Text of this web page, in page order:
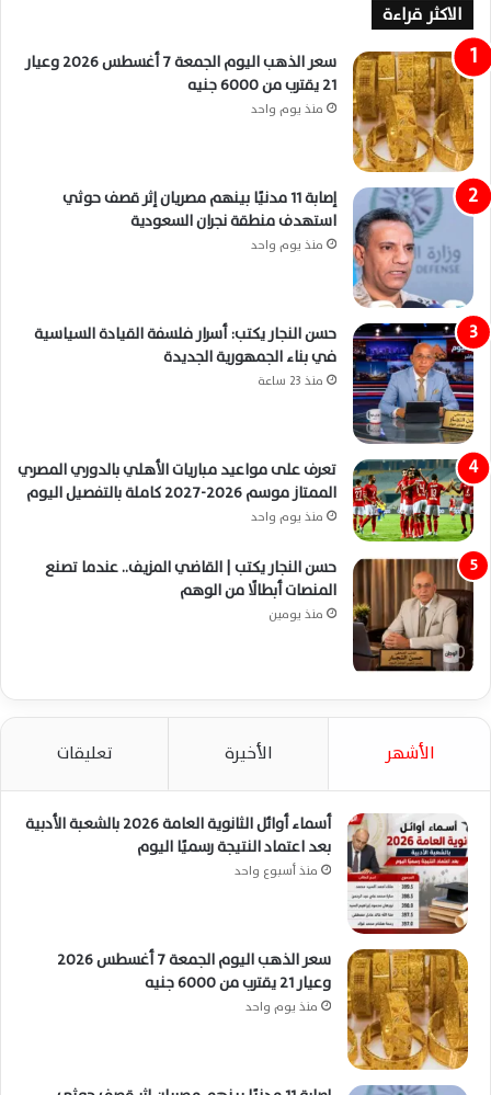
الاكثر قراءة
سعر الذهب اليوم الجمعة 7 أغسطس 2026 وعيار
21 يقترب من 6000 جنيه
منذ يوم واحد
إصابة 11 مدنيًا بينهم مصريان إثر قصف حوثي
استهدف منطقة نجران السعودية
منذ يوم واحد
حسن النجار يكتب: أسرار فلسفة القيادة السياسية
في بناء الجمهورية الجديدة
منذ 23 ساعة
تعرف على مواعيد مباريات الأهلي بالدوري المصري
الممتاز موسم 2026-2027 كاملة بالتفصيل اليوم
منذ يوم واحد
حسن النجار يكتب | القاضي المزيف.. عندما تصنع
المنصات أبطالًا من الوهم
منذ يومين
الأشهر الأخيرة تعليقات
أسماء أوائل الثانوية العامة 2026 بالشعبة الأدبية
بعد اعتماد النتيجة رسميًا اليوم
منذ أسبوع واحد
سعر الذهب اليوم الجمعة 7 أغسطس 2026
وعيار 21 يقترب من 6000 جنيه
منذ يوم واحد